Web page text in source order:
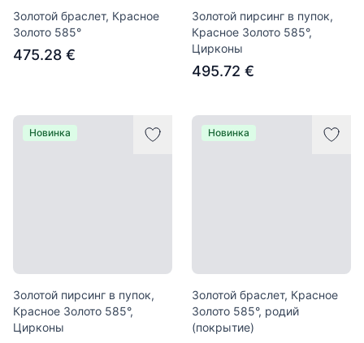
Золотой браслет, Красное
Золото 585°
475.28 €
Золотой пирсинг в пупок,
Красное Золото 585°,
Цирконы
495.72 €
Новинка
Золотой пирсинг в пупок,
Красное Золото 585°,
Цирконы
Новинка
Золотой браслет, Красное
Золото 585°, родий
(покрытие)